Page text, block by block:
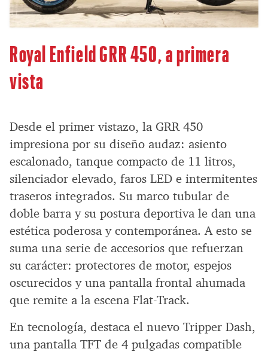
Royal Enfield GRR 450, a primera
vista
Desde el primer vistazo, la GRR 450
impresiona por su diseño audaz: asiento
escalonado, tanque compacto de 11 litros,
silenciador elevado, faros LED e intermitentes
traseros integrados. Su marco tubular de
doble barra y su postura deportiva le dan una
estética poderosa y contemporánea. A esto se
suma una serie de accesorios que refuerzan
su carácter: protectores de motor, espejos
oscurecidos y una pantalla frontal ahumada
que remite a la escena Flat-Track.
En tecnología, destaca el nuevo Tripper Dash,
una pantalla TFT de 4 pulgadas compatible